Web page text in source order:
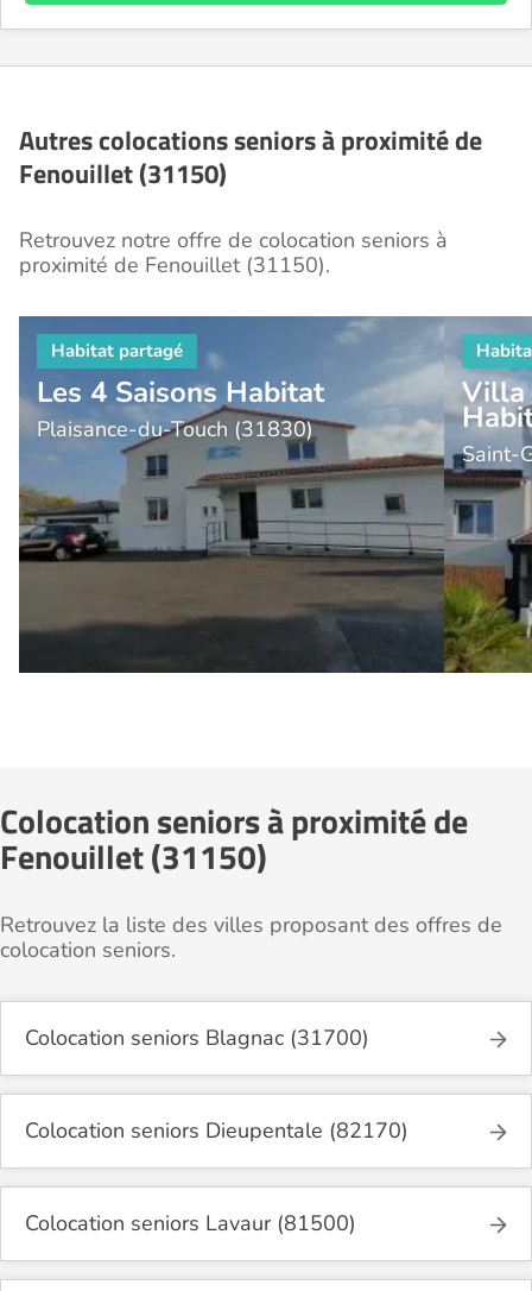
Autres colocations seniors à proximité de
Fenouillet (31150)
Retrouvez notre offre de colocation seniors à
proximité de Fenouillet (31150).
Les 4 Saisons Habitat
Plaisance-du-Touch (31830)
Villa
Saint-
Colocation seniors à proximité de
Fenouillet (31150)
Retrouvez la liste des villes proposant des offres de
colocation seniors.
Colocation seniors Blagnac (31700)
Colocation seniors Dieupentale (82170)
Colocation seniors Lavaur (81500)